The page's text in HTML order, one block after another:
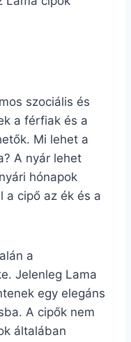
szociális és
a férfiak és a
Mi lehet a
A nyár lehet
hónapok
a cipő az ék és a
a
Jelenleg Lama
egy elegáns
A cipők nem
általában